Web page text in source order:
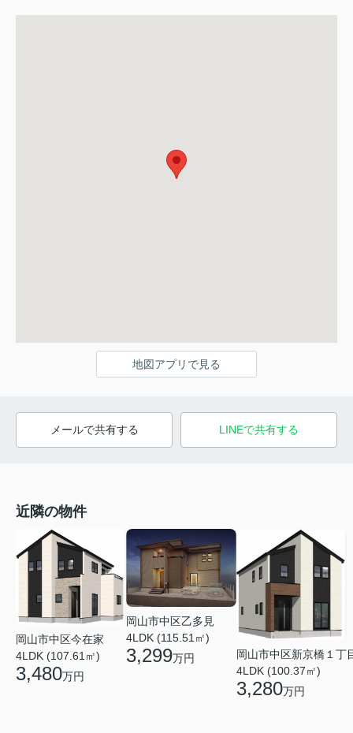
地図アプリで見る
メールで共有する LINEで共有する
近隣の物件
岡山市中区今在家
4LDK (107.61㎡)
3,480万円
岡山市中区乙多見
4LDK (115.51㎡)
3,299万円
岡山市中区新京橋１丁
4LDK (100.37㎡)
3,280万円